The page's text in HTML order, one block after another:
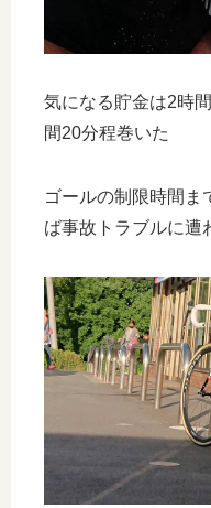
気になる貯金は2時
間20分程巻いた
ゴールの制限時間ま
ば事故トラブルに遭